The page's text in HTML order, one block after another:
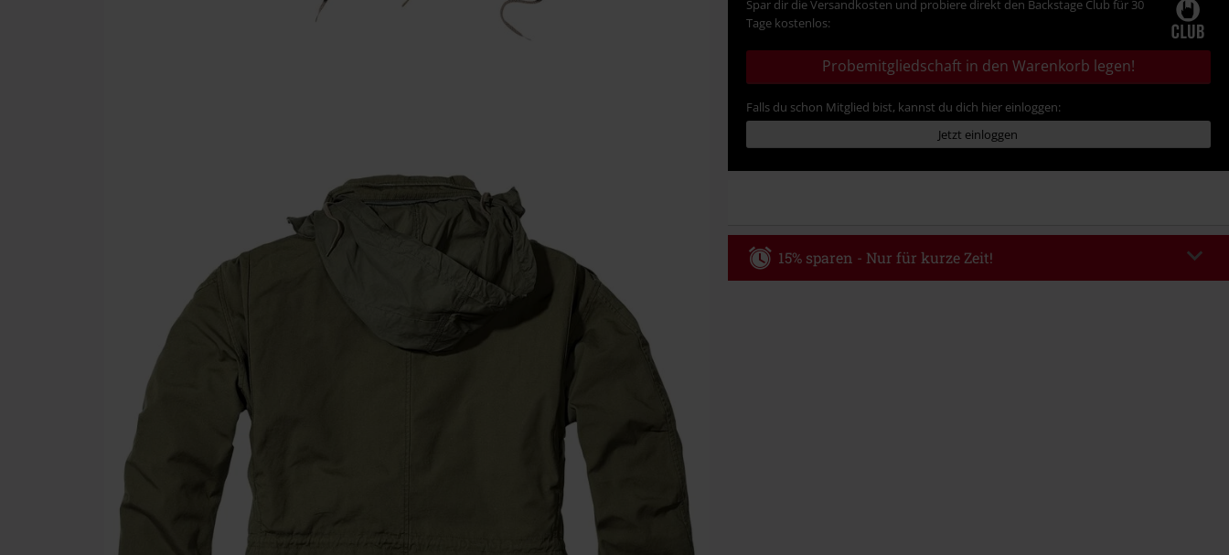
Spar dir die Versandkosten und probiere direkt den Backstage Club für 30
Tage kostenlos:
Probemitgliedschaft in den Warenkorb legen!
Falls du schon Mitglied bist, kannst du dich hier einloggen:
Jetzt einloggen
15% sparen - Nur für kurze Zeit!